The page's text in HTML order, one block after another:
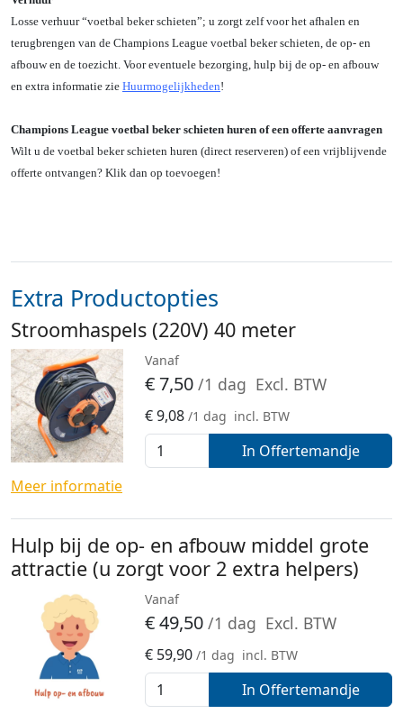
Losse verhuur “voetbal beker schieten”; u zorgt zelf voor het afhalen en
terugbrengen van de Champions League voetbal beker schieten, de op- en
afbouw en de toezicht. Voor eventuele bezorging, hulp bij de op- en afbouw
en extra informatie zie Huurmogelijkheden!
Champions League voetbal beker schieten huren of een offerte aanvragen
Wilt u de voetbal beker schieten huren (direct reserveren) of een vrijblijvende
offerte ontvangen? Klik dan op toevoegen!
Extra Productopties
Stroomhaspels (220V) 40 meter
Vanaf
€7,50 /1 dag Excl. BTW
€9,08 /1 dag incl. BTW
In Offertemandje
Meer informatie
Hulp bij de op- en afbouw middel grote
attractie (u zorgt voor 2 extra helpers)
Vanaf
€49,50 /1 dag Excl. BTW
€ 59,90 /1 dag incl. BTW
In Offertemandje